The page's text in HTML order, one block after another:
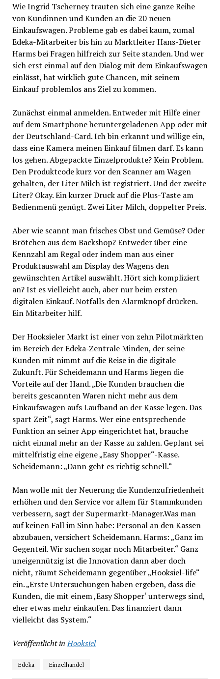
Wie Ingrid Tscherney trauten sich eine ganze Reihe
von Kundinnen und Kunden an die 20 neuen
Einkaufswagen. Probleme gab es dabei kaum, zumal
Edeka-Mitarbeiter bis hin zu Marktleiter Hans-Dieter
Harms bei Fragen hilfreich zur Seite standen. Und wer
sich erst einmal auf den Dialog mit dem Einkaufswagen
einlässt, hat wirklich gute Chancen, mit seinem
Einkauf problemlos ans Ziel zu kommen.
Zunächst einmal anmelden. Entweder mit Hilfe einer
auf dem Smartphone heruntergeladenen App oder mit
der Deutschland-Card. Ich bin erkannt und willige ein,
dass eine Kamera meinen Einkauf filmen darf. Es kann
los gehen. Abgepackte Einzelprodukte? Kein Problem.
Den Produktcode kurz vor den Scanner am Wagen
gehalten, der Liter Milch ist registriert. Und der zweite
Liter? Okay. Ein kurzer Druck auf die Plus-Taste am
Bedienmenü genügt. Zwei Liter Milch, doppelter Preis.
Aber wie scannt man frisches Obst und Gemüse? Oder
Brötchen aus dem Backshop? Entweder über eine
Kennzahl am Regal oder indem man aus einer
Produktauswahl am Display des Wagens den
gewünschten Artikel auswählt. Hört sich kompliziert
an? Ist es vielleicht auch, aber nur beim ersten
digitalen Einkauf. Notfalls den Alarmknopf drücken.
Ein Mitarbeiter hilf.
Der Hooksieler Markt ist einer von zehn Pilotmärkten
im Bereich der Edeka-Zentrale Minden, der seine
Kunden mit nimmt auf die Reise in die digitale
Zukunft. Für Scheidemann und Harms liegen die
Vorteile auf der Hand. „Die Kunden brauchen die
bereits gescannten Waren nicht mehr aus dem
Einkaufswagen aufs Laufband an der Kasse legen. Das
spart Zeit“, sagt Harms. Wer eine entsprechende
Funktion an seiner App eingerichtet hat, brauche
nicht einmal mehr an der Kasse zu zahlen. Geplant sei
mittelfristig eine eigene „Easy Shopper“-Kasse.
Scheidemann: „Dann geht es richtig schnell.“
Man wolle mit der Neuerung die Kundenzufriedenheit
erhöhen und den Service vor allem für Stammkunden
verbessern, sagt der Supermarkt-Manager.Was man
auf keinen Fall im Sinn habe: Personal an den Kassen
abzubauen, versichert Scheidemann. Harms: „Ganz im
Gegenteil. Wir suchen sogar noch Mitarbeiter.“ Ganz
uneigennützig ist die Innovation dann aber doch
nicht, räumt Scheidemann gegenüber „Hooksiel-life“
ein. „Erste Untersuchungen haben ergeben, dass die
Kunden, die mit einem ,Easy Shopper‘ unterwegs sind,
eher etwas mehr einkaufen. Das finanziert dann
vielleicht das System.“
Veröffentlicht in Hooksiel
Edeka Einzelhandel